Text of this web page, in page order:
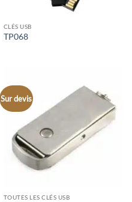
CLÉS USB
TP068
Sur devis
TOUTES LES CLÉS USB